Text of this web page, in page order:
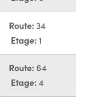
Route: 34
Etage: 1
Route: 64
Etage: 4